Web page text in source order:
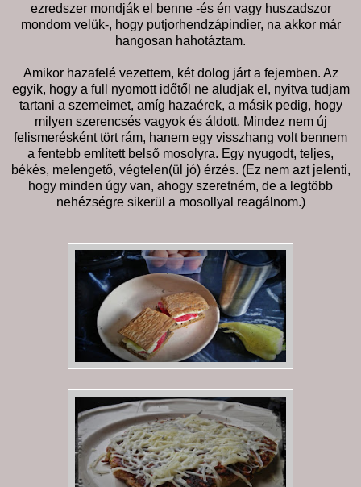
ezredszer mondják el benne -és én vagy huszadszor
mondom velük-, hogy putjorhendzápindier, na akkor már
hangosan hahotáztam.
Amikor hazafelé vezettem, két dolog járt a fejemben. Az
egyik, hogy a full nyomott időtől ne aludjak el, nyitva tudjam
tartani a szemeimet, amíg hazaérek, a másik pedig, hogy
milyen szerencsés vagyok és áldott. Mindez nem új
felismerésként tört rám, hanem egy visszhang volt bennem
a fentebb említett belső mosolyra. Egy nyugodt, teljes,
békés, melengető, végtelen(ül jó) érzés. (Ez nem azt jelenti,
hogy minden úgy van, ahogy szeretném, de a legtöbb
nehézségre sikerül a mosollyal reagálnom.)